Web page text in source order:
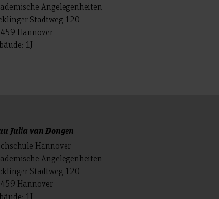
Angelegenheiten
Stadtweg 120
Hannover
1J
Julia van Dongen
Hannover
Angelegenheiten
Stadtweg 120
Hannover
1J